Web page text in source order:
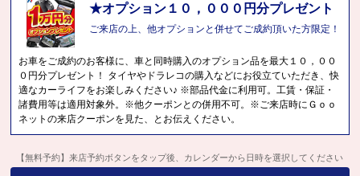
★オプション１０，０００円分プレゼント
ご来店の上、他オプションと併せてご成約頂いた方限定！
お車をご成約のお客様に、車と同時購入のオプション品を最大１０，００
０円分プレゼント！ タイヤやドラレコの購入などにお役立ていただき、快
適なカーライフをお楽しみください♪ ※部品代金に利用可。工賃・保証・
諸費用等は適用対象外。※他クーポンとの併用不可。※ご来店時にＧｏｏ
ネットの来店クーポンを見た、とお伝えください。
【無料予約】来店予約ボタンをタップ後、カレンダーから日時を選択してください